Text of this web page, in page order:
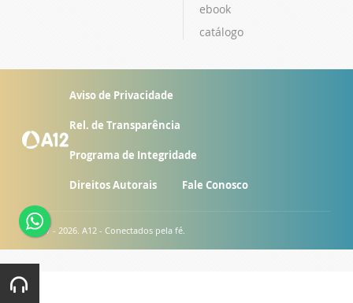
ebook
catálogo
Aviso de Privacidade
Rel. de Transparência
Programa de Integridade
Direitos Autorais Fale Conosco
© 2007 - 2026. A12 - Conectados pela fé.